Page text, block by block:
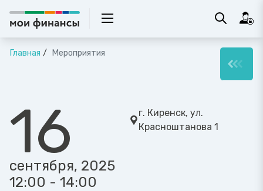
Главная Мероприятия
16
сентября, 2025
12:00 - 14:00
г. Киренск, ул.
Красноштанова 1